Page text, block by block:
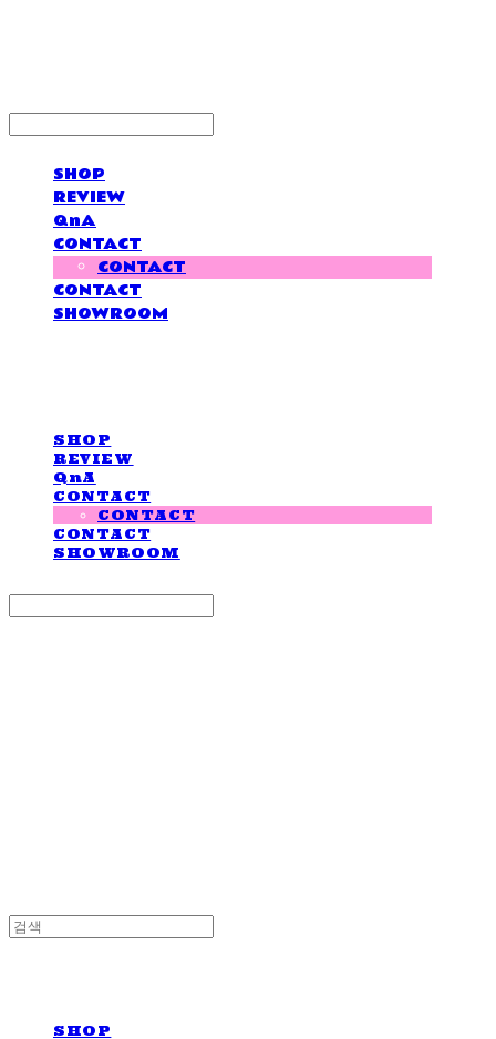
SHOP
REVIEW
QnA
CONTACT
CONTACT
CONTACT
SHOWROOM
SHOP
REVIEW
QnA
CONTACT
CONTACT
CONTACT
SHOWROOM
SHOP